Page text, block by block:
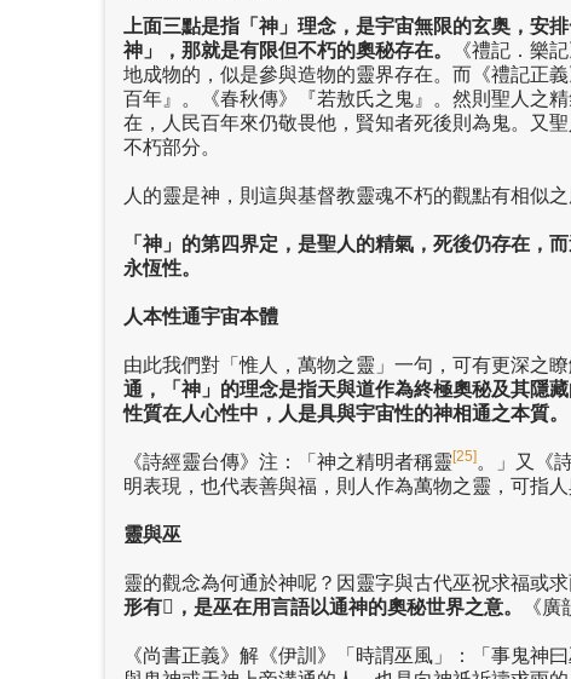
上面三點是指「神」理念，是宇宙無限的玄奥，安
神」，那就是有限但不朽的奧秘存在。
《禮記．樂
地成物的，似是參與造物的靈界存在。而《禮記正
百年』。《春秋傳》『若敖氏之鬼』。然則聖人之
在，人民百年來仍敬畏他，賢知者死後則為鬼。又
不朽部分。
人的靈是神，則這與基督教靈魂不朽的觀點有相似
「神」的第四界定，是聖人的精氣，死後仍存在，
永恆性。
人本性通宇宙本體
由此我們對「惟人，萬物之靈」一句，可有更深之瞭
通，「神」的理念是指天與道作為終極奧秘及其隱
性質在人心性中，人是具與宇宙性的神相通之本質。
《詩經靈台傳》注：「神之精明者稱靈[25]。」又《
明表現，也代表善與福，則人作為萬物之靈，可指
靈與巫
靈的觀念為何通於神呢？因靈字與古代巫祝求福或求
形有𧨈 ，是巫在用言語以通神的奧秘世界之意。 《
《尚書正義》解《伊訓》「時謂巫風」：「事鬼神